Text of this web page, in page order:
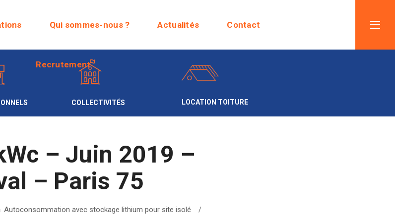
Qui sommes-nous ? Actualités Contact
Recrutement
COLLECTIVITÉS LOCATION TOITURE
– Juin 2019 –
– Paris 75
Autoconsommation avec stockage lithium pour site isolé